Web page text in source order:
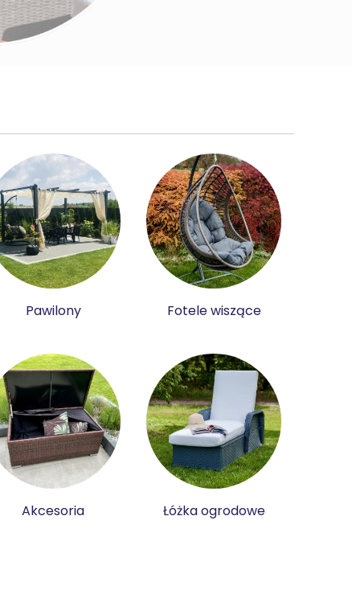
Pawilony Fotele wiszące
Akcesoria Łóżka ogrodowe